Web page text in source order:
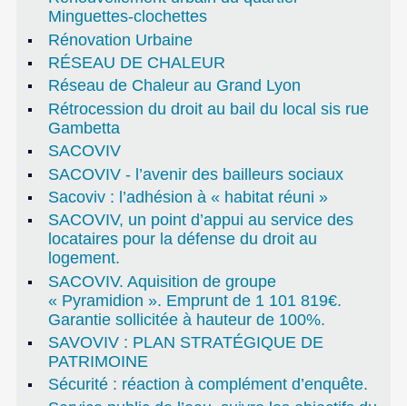
Minguettes-clochettes
Rénovation Urbaine
RÉSEAU DE CHALEUR
Réseau de Chaleur au Grand Lyon
Rétrocession du droit au bail du local sis rue
Gambetta
SACOVIV
SACOVIV - l’avenir des bailleurs sociaux
Sacoviv : l’adhésion à « habitat réuni »
SACOVIV, un point d’appui au service des
locataires pour la défense du droit au
logement.
SACOVIV. Aquisition de groupe
« Pyramidion ». Emprunt de 1 101 819€.
Garantie sollicitée à hauteur de 100%.
SAVOVIV : PLAN STRATÉGIQUE DE
PATRIMOINE
Sécurité : réaction à complément d’enquête.